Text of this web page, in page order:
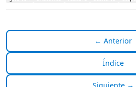
← Anterior
Índice